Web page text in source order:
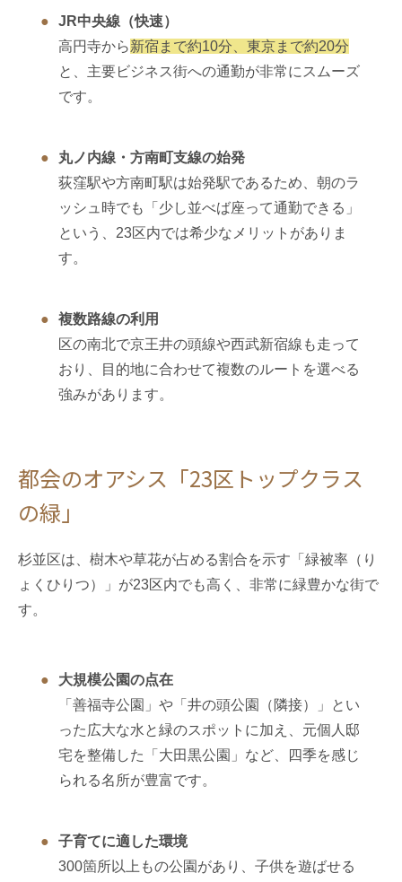
JR中央線（快速）
高円寺から新宿まで約10分、東京まで約20分
と、主要ビジネス街への通勤が非常にスムーズ
です。
丸ノ内線・方南町支線の始発
荻窪駅や方南町駅は始発駅であるため、朝のラ
ッシュ時でも「少し並べば座って通勤できる」
という、23区内では希少なメリットがありま
す。
複数路線の利用
区の南北で京王井の頭線や西武新宿線も走って
おり、目的地に合わせて複数のルートを選べる
強みがあります。
都会のオアシス「23区トップクラス
の緑」
杉並区は、樹木や草花が占める割合を示す「緑被率（り
ょくひりつ）」が23区内でも高く、非常に緑豊かな街で
す。
大規模公園の点在
「善福寺公園」や「井の頭公園（隣接）」とい
った広大な水と緑のスポットに加え、元個人邸
宅を整備した「大田黒公園」など、四季を感じ
られる名所が豊富です。
子育てに適した環境
300箇所以上もの公園があり、子供を遊ばせる